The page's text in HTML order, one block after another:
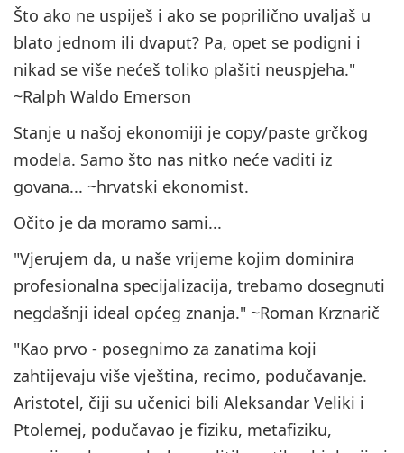
Što ako ne uspiješ i ako se poprilično uvaljaš u
blato jednom ili dvaput? Pa, opet se podigni i
nikad se više nećeš toliko plašiti neuspjeha."
~Ralph Waldo Emerson
Stanje u našoj ekonomiji je copy/paste grčkog
modela. Samo što nas nitko neće vaditi iz
govana... ~hrvatski ekonomist.
Očito je da moramo sami...
"Vjerujem da, u naše vrijeme kojim dominira
profesionalna specijalizacija, trebamo dosegnuti
negdašnji ideal općeg znanja." ~Roman Krznarič
"Kao prvo - posegnimo za zanatima koji
zahtijevaju više vještina, recimo, podučavanje.
Aristotel, čiji su učenici bili Aleksandar Veliki i
Ptolemej, podučavao je fiziku, metafiziku,